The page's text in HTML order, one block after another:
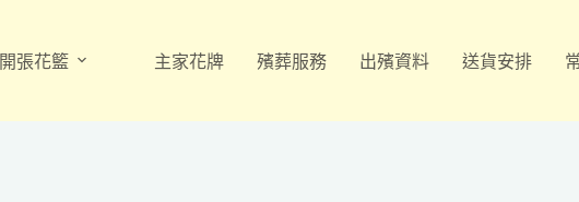
開張花籃 主家花牌 殯葬服務 出殯資料 送貨安排